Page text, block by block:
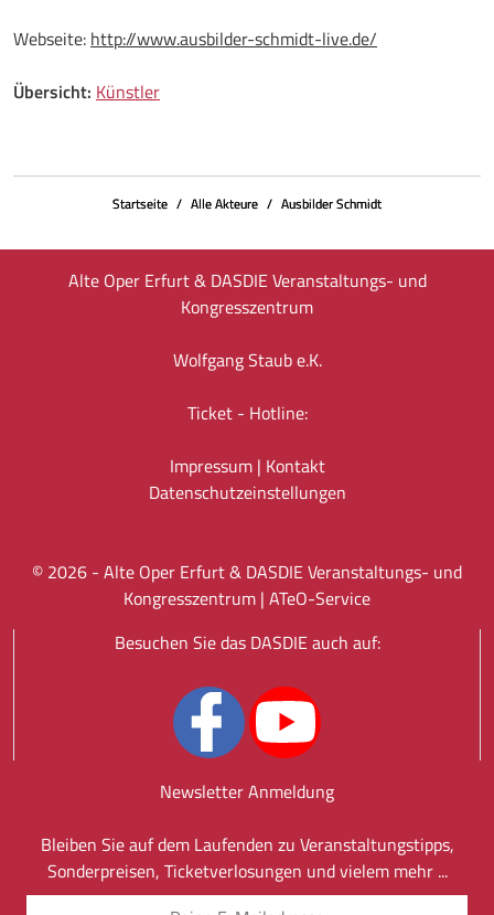
Webseite: http://www.ausbilder-schmidt-live.de/
Übersicht: Künstler
Startseite Alle Akteure Ausbilder Schmidt
Alte Oper Erfurt & DASDIE Veranstaltungs- und
Kongresszentrum
Wolfgang Staub e.K.
Ticket - Hotline:
Impressum| Kontakt
Datenschutz­einstellungen
© 2026 - Alte Oper Erfurt & DASDIE Veranstaltungs- und
Kongresszentrum | ATeO-Service
Besuchen Sie das DASDIE auch auf:
Newsletter Anmeldung
Bleiben Sie auf dem Laufenden zu Veranstaltungstipps,
Sonderpreisen, Ticketverlosungen und vielem mehr ...